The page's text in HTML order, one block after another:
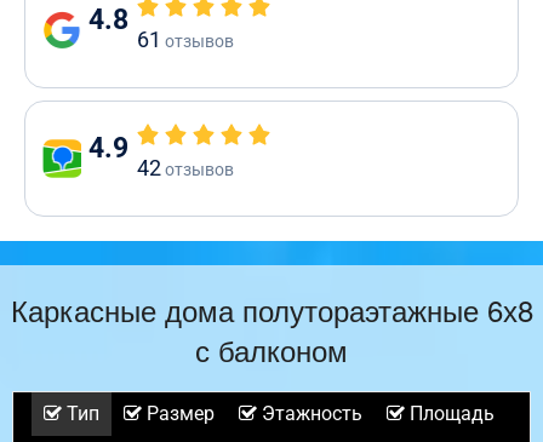
4.8
61 отзывов
4.9
42отзывов
Каркасные дома полутораэтажные 6х8
с балконом
Тип Размер Этажность
Площадь